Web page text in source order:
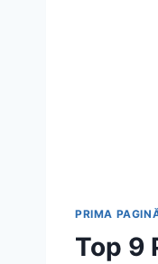
PRIMA
Top 9